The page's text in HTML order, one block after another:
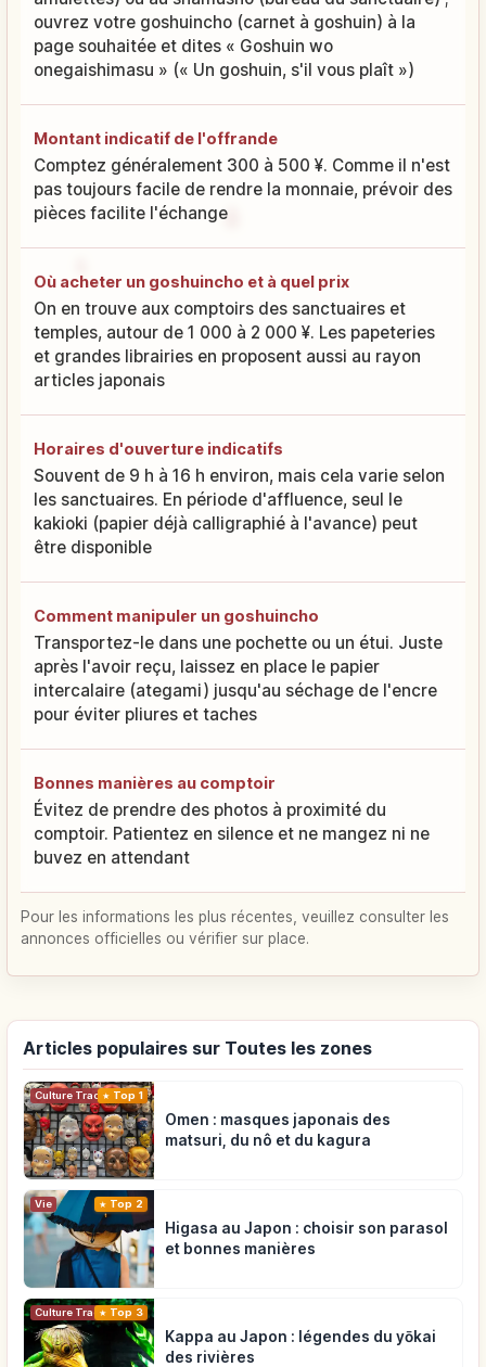
ouvrez votre goshuincho (carnet à goshuin) à la
page souhaitée et dites « Goshuin wo
onegaishimasu » (« Un goshuin, s'il vous plaît »)
Montant indicatif de l'offrande
Comptez généralement 300 à 500 ¥. Comme il n'est
pas toujours facile de rendre la monnaie, prévoir des
pièces facilite l'échange
Où acheter un goshuincho et à quel prix
On en trouve aux comptoirs des sanctuaires et
temples, autour de 1 000 à 2 000 ¥. Les papeteries
et grandes librairies en proposent aussi au rayon
articles japonais
Horaires d'ouverture indicatifs
Souvent de 9 h à 16 h environ, mais cela varie selon
les sanctuaires. En période d'affluence, seul le
kakioki (papier déjà calligraphié à l'avance) peut
être disponible
Comment manipuler un goshuincho
Transportez-le dans une pochette ou un étui. Juste
après l'avoir reçu, laissez en place le papier
intercalaire (ategami) jusqu'au séchage de l'encre
pour éviter pliures et taches
Bonnes manières au comptoir
Évitez de prendre des photos à proximité du
comptoir. Patientez en silence et ne mangez ni ne
buvez en attendant
Pour les informations les plus récentes, veuillez consulter les
annonces officielles ou vérifier sur place.
Articles populaires sur Toutes les zones
Culture Traditionnelle
Top 1
Omen : masques japonais des
matsuri, du nô et du kagura
Vie Top 2
Higasa au Japon : choisir son parasol
et bonnes manières
Culture Traditionnelle
Top 3
Kappa au Japon : légendes du yōkai
des rivières